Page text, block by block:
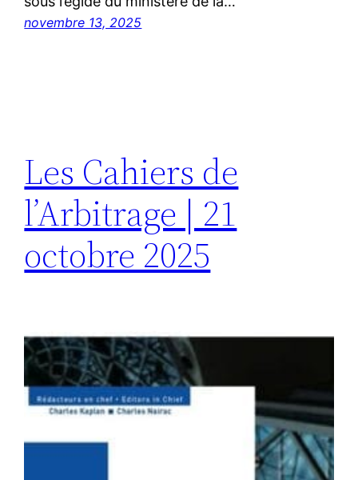
novembre 13, 2025
Les Cahiers de
l’Arbitrage | 21
octobre 2025